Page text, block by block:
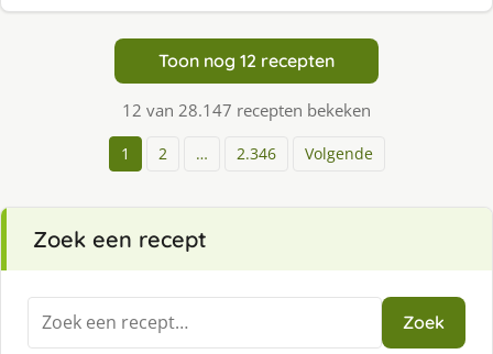
Toon nog 12 recepten
12 van 28.147 recepten bekeken
1 2 … 2.346 Volgende
Zoek een recept
Zoeken
naar:
Zoek